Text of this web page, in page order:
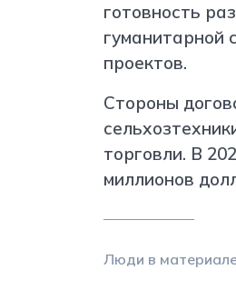
готовность
гуманитарной
проектов.
Стороны
торговли. В
миллионов
Люди в